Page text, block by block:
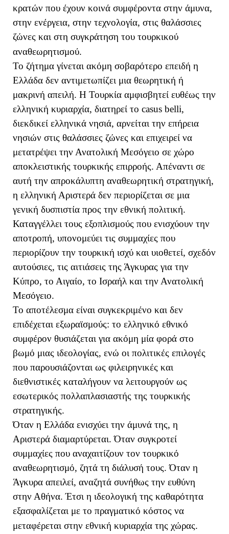
κρατών που έχουν κοινά συμφέροντα στην άμυνα,
στην ενέργεια, στην τεχνολογία, στις θαλάσσιες
ζώνες και στη συγκράτηση του τουρκικού
αναθεωρητισμού.
Το ζήτημα γίνεται ακόμη σοβαρότερο επειδή η
Ελλάδα δεν αντιμετωπίζει μια θεωρητική ή
μακρινή απειλή. Η Τουρκία αμφισβητεί ευθέως την
ελληνική κυριαρχία, διατηρεί το casus belli,
διεκδικεί ελληνικά νησιά, αρνείται την επήρεια
νησιών στις θαλάσσιες ζώνες και επιχειρεί να
μετατρέψει την Ανατολική Μεσόγειο σε χώρο
αποκλειστικής τουρκικής επιρροής. Απέναντι σε
αυτή την απροκάλυπτη αναθεωρητική στρατηγική,
η ελληνική Αριστερά δεν περιορίζεται σε μια
γενική δυσπιστία προς την εθνική πολιτική.
Καταγγέλλει τους εξοπλισμούς που ενισχύουν την
αποτροπή, υπονομεύει τις συμμαχίες που
περιορίζουν την τουρκική ισχύ και υιοθετεί, σχεδόν
αυτούσιες, τις αιτιάσεις της Άγκυρας για την
Κύπρο, το Αιγαίο, το Ισραήλ και την Ανατολική
Μεσόγειο.
Το αποτέλεσμα είναι συγκεκριμένο και δεν
επιδέχεται εξωραϊσμούς: το ελληνικό εθνικό
συμφέρον θυσιάζεται για ακόμη μία φορά στο
βωμό μιας ιδεολογίας, ενώ οι πολιτικές επιλογές
που παρουσιάζονται ως φιλειρηνικές και
διεθνιστικές καταλήγουν να λειτουργούν ως
εσωτερικός πολλαπλασιαστής της τουρκικής
στρατηγικής.
Όταν η Ελλάδα ενισχύει την άμυνά της, η
Αριστερά διαμαρτύρεται. Όταν συγκροτεί
συμμαχίες που αναχαιτίζουν τον τουρκικό
αναθεωρητισμό, ζητά τη διάλυσή τους. Όταν η
Άγκυρα απειλεί, αναζητά συνήθως την ευθύνη
στην Αθήνα. Έτσι η ιδεολογική της καθαρότητα
εξασφαλίζεται με το πραγματικό κόστος να
μεταφέρεται στην εθνική κυριαρχία της χώρας.